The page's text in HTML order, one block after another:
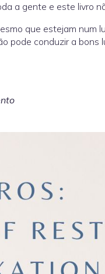
a gente e este livro
que estejam num
pode conduzir a bons